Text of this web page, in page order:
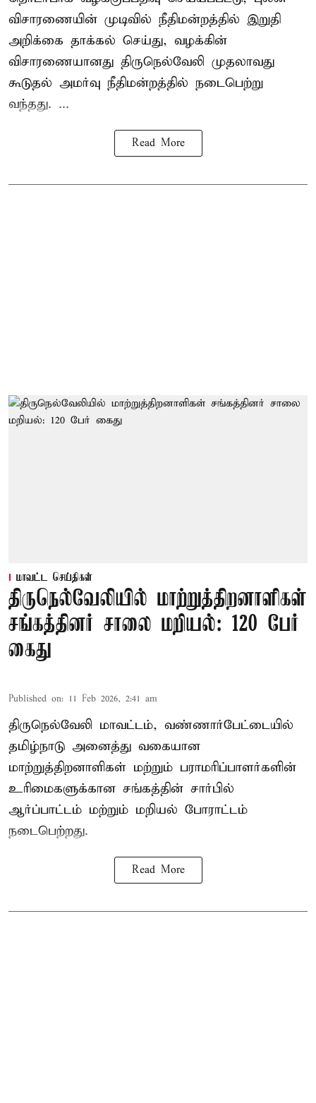
விசாரணையின் முடிவில் நீதிமன்றத்தில் இறுதி
அறிக்கை தாக்கல் செய்து, வழக்கின்
விசாரணையானது திருநெல்வேலி முதலாவது
கூடுதல் அமர்வு நீதிமன்றத்தில் நடைபெற்று
வந்தது. ...
Read More
மாவட்ட செய்திகள்
திருநெல்வேலியில் மாற்றுத்திறனாளிகள்
சங்கத்தினர் சாலை மறியல்: 120 பேர்
கைது
Published on: 11 Feb 2026, 2:41 am
திருநெல்வேலி மாவட்டம், வண்ணார்பேட்டையில்
தமிழ்நாடு அனைத்து வகையான
மாற்றுத்திறனாளிகள் மற்றும் பராமரிப்பாளர்களின்
உரிமைகளுக்கான சங்கத்தின் சார்பில்
ஆர்ப்பாட்டம் மற்றும் மறியல் போராட்டம்
நடைபெற்றது.
Read More